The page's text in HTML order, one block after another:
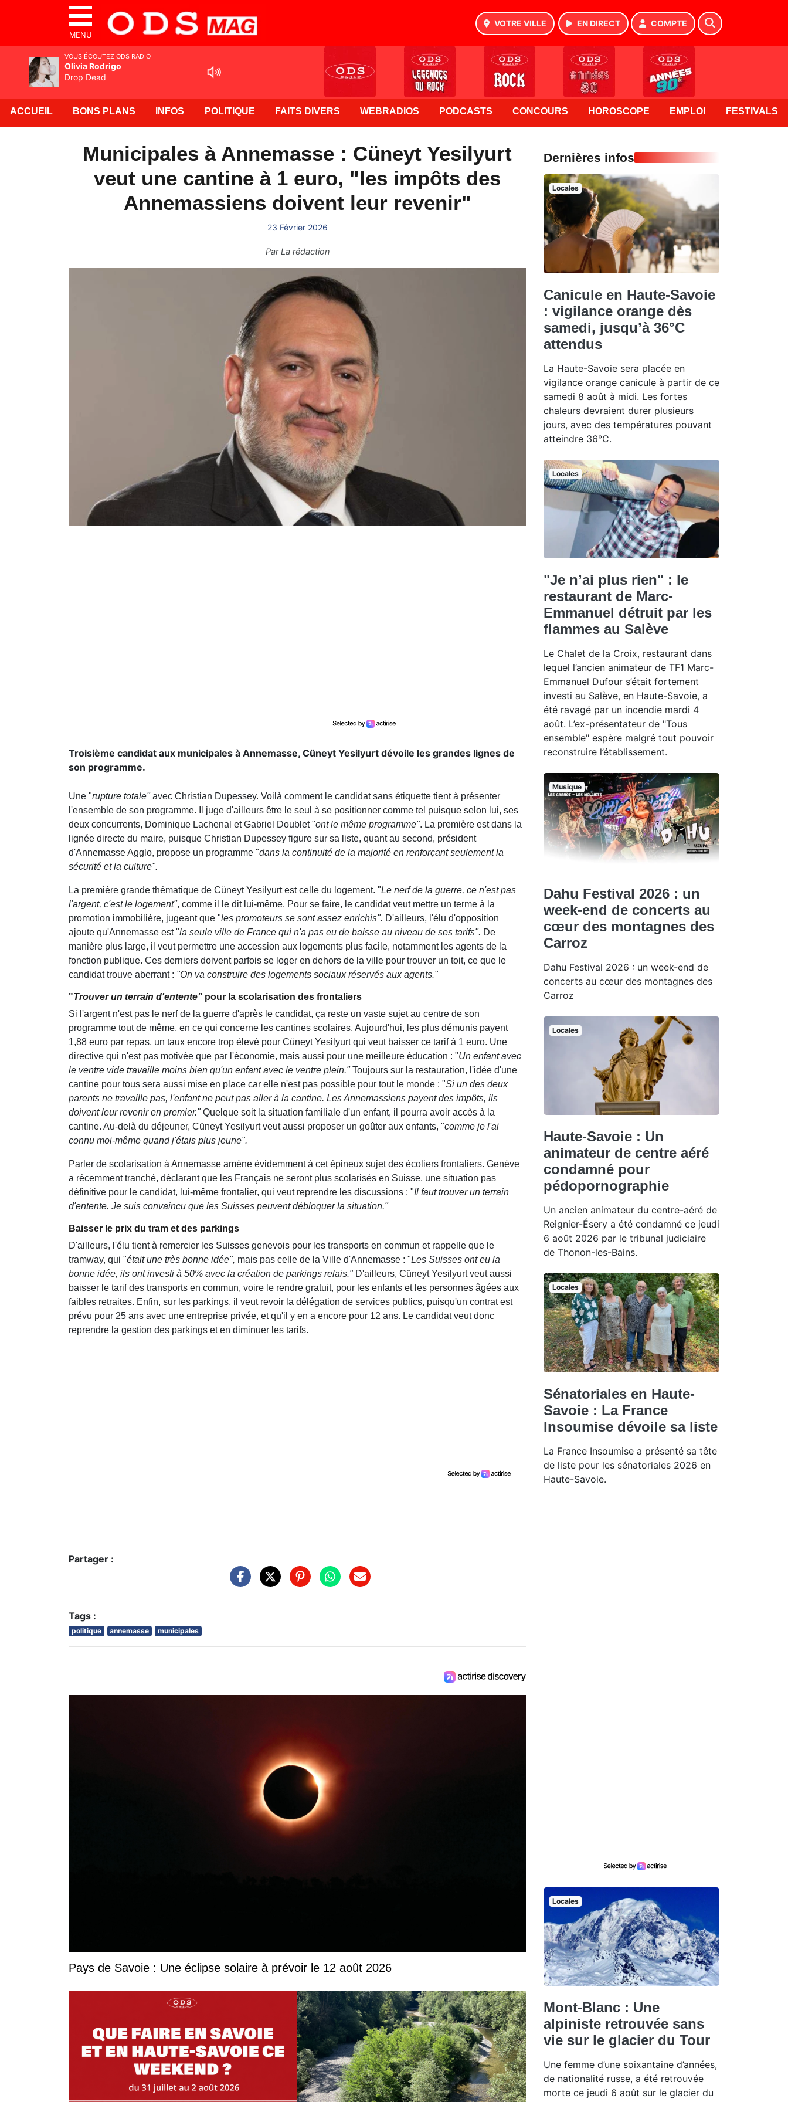
MENU
VOTRE VILLE EN DIRECT COMPTE
ACCUEIL BONS PLANS INFOS POLITIQUE FAITS DIVERS WEBRADIOS PODCASTS CONCOURS HOROSCOPE EMPLOI FESTIVALS
Municipales à Annemasse : Cüneyt Yesilyurt
veut une cantine à 1 euro, "les impôts des
Annemassiens doivent leur revenir"
23 Février 2026
ParLa rédaction
Troisième candidat aux municipales à Annemasse, Cüneyt Yesilyurt dévoile les grandes lignes de
son programme.
Une "rupture totale"avec Christian Dupessey. Voilà comment le candidat sans étiquette tient à présenter
l'ensemble de son programme. Il juge d'ailleurs être le seul à se positionner comme tel puisque selon lui, ses
deux concurrents, Dominique Lachenal et Gabriel Doublet "ont le même programme". La première est dans la
lignée directe du maire, puisque Christian Dupessey figure sur sa liste, quant au second, président
d'Annemasse Agglo, propose un programme "dans la continuité de la majorité en renforçant seulement la
sécurité et la culture".
La première grande thématique de Cüneyt Yesilyurt est celle du logement. "Le nerf de la guerre, ce n'est pas
l'argent, c'est le logement", comme il le dit lui-même. Pour se faire, le candidat veut mettre un terme à la
promotion immobilière, jugeant que "les promoteurs se sont assez enrichis". D'ailleurs, l'élu d'opposition
ajoute qu'Annemasse est "la seule ville de France qui n'a pas eu de baisse au niveau de ses tarifs". De
manière plus large, il veut permettre une accession aux logements plus facile, notamment les agents de la
fonction publique. Ces derniers doivent parfois se loger en dehors de la ville pour trouver un toit, ce que le
candidat trouve aberrant : "On va construire des logements sociaux réservés aux agents."
"Trouver un terrain d'entente" pour la scolarisation des frontaliers
Si l'argent n'est pas le nerf de la guerre d'après le candidat, ça reste un vaste sujet au centre de son
programme tout de même, en ce qui concerne les cantines scolaires. Aujourd'hui, les plus démunis payent
1,88 euro par repas, un taux encore trop élevé pour Cüneyt Yesilyurt qui veut baisser ce tarif à 1 euro. Une
directive qui n'est pas motivée que par l'économie, mais aussi pour une meilleure éducation : "Un enfant avec
le ventre vide travaille moins bien qu'un enfant avec le ventre plein."Toujours sur la restauration, l'idée d'une
cantine pour tous sera aussi mise en place car elle n'est pas possible pour tout le monde : "Si un des deux
parents ne travaille pas, l'enfant ne peut pas aller à la cantine. Les Annemassiens payent des impôts, ils
doivent leur revenir en premier."Quelque soit la situation familiale d'un enfant, il pourra avoir accès à la
cantine. Au-delà du déjeuner, Cüneyt Yesilyurt veut aussi proposer un goûter aux enfants, "comme je l'ai
connu moi-même quand j'étais plus jeune".
Parler de scolarisation à Annemasse amène évidemment à cet épineux sujet des écoliers frontaliers. Genève
a récemment tranché, déclarant que les Français ne seront plus scolarisés en Suisse, une situation pas
définitive pour le candidat, lui-même frontalier, qui veut reprendre les discussions : "Il faut trouver un terrain
d'entente. Je suis convaincu que les Suisses peuvent débloquer la situation."
Baisser le prix du tram et des parkings
D'ailleurs, l'élu tient à remercier les Suisses genevois pour les transports en commun et rappelle que le
tramway, qui "était une très bonne idée", mais pas celle de la Ville d'Annemasse : "Les Suisses ont eu la
bonne idée, ils ont investi à 50% avec la création de parkings relais." D'ailleurs, Cüneyt Yesilyurt veut aussi
baisser le tarif des transports en commun, voire le rendre gratuit, pour les enfants et les personnes âgées aux
faibles retraites. Enfin, sur les parkings, il veut revoir la délégation de services publics, puisqu'un contrat est
prévu pour 25 ans avec une entreprise privée, et qu'il y en a encore pour 12 ans. Le candidat veut donc
reprendre la gestion des parkings et en diminuer les tarifs.
Partager :
Tags :
politique annemasse municipales
Pays de Savoie : Une éclipse solaire à prévoir le 12 août 2026
Dernières infos
Locales
Canicule en Haute-Savoie
: vigilance orange dès
samedi, jusqu’à 36°C
attendus
La Haute-Savoie sera placée en
vigilance orange canicule à partir de ce
samedi 8 août à midi. Les fortes
chaleurs devraient durer plusieurs
jours, avec des températures pouvant
atteindre 36°C.
Locales
"Je n’ai plus rien" : le
restaurant de Marc-
Emmanuel détruit par les
flammes au Salève
Le Chalet de la Croix, restaurant dans
lequel l’ancien animateur de TF1 Marc-
Emmanuel Dufour s’était fortement
investi au Salève, en Haute-Savoie, a
été ravagé par un incendie mardi 4
août. L’ex-présentateur de "Tous
ensemble" espère malgré tout pouvoir
reconstruire l’établissement.
Musique
Dahu Festival 2026 : un
week-end de concerts au
cœur des montagnes des
Carroz
Dahu Festival 2026 : un week-end de
concerts au cœur des montagnes des
Carroz
Locales
Haute-Savoie : Un
animateur de centre aéré
condamné pour
pédopornographie
Un ancien animateur du centre-aéré de
Reignier-Ésery a été condamné ce jeudi
6 août 2026 par le tribunal judiciaire
de Thonon-les-Bains.
Locales
Sénatoriales en Haute-
Savoie : La France
Insoumise dévoile sa liste
La France Insoumise a présenté sa tête
de liste pour les sénatoriales 2026 en
Haute-Savoie.
Locales
Mont-Blanc : Une
alpiniste retrouvée sans
vie sur le glacier du Tour
Une femme d’une soixantaine d’années,
de nationalité russe, a été retrouvée
morte ce jeudi 6 août sur le glacier du
VOUS ÉCOUTEZ ODS RADIO
Olivia Rodrigo
Drop Dead